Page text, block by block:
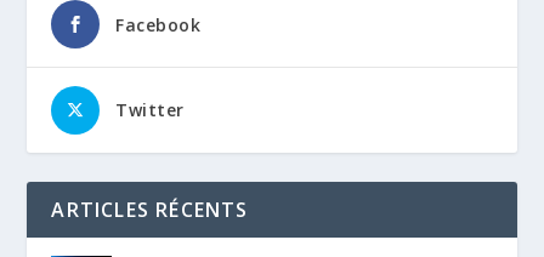
Facebook
Twitter
ARTICLES RÉCENTS